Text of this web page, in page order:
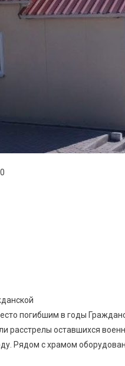
погибшим в годы
расстрелы оставшихся
Рядом с храмом оборудован